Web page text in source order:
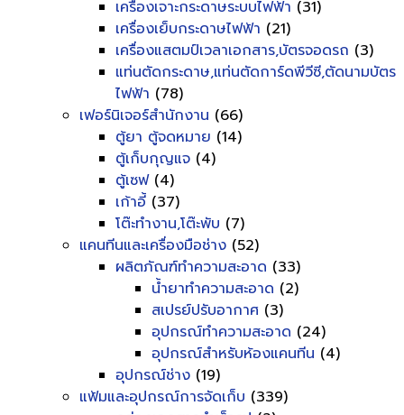
เครื่องเจาะกระดาษระบบไฟฟ้า (31)
เครื่องเย็บกระดาษไฟฟ้า (21)
เครื่องแสตมป์เวลาเอกสาร,บัตรจอดรถ (3)
แท่นตัดกระดาษ,แท่นตัดการ์ดพีวีซี,ตัดนามบัตร
ไฟฟ้า (78)
เฟอร์นิเจอร์สำนักงาน (66)
ตู้ยา ตู้จดหมาย (14)
ตู้เก็บกุญแจ (4)
ตู้เซฟ(4)
เก้าอี้ (37)
โต๊ะทำงาน,โต๊ะพับ (7)
แคนทีนและเครื่องมือช่าง (52)
ผลิตภัณฑ์ทำความสะอาด (33)
น้ำยาทำความสะอาด (2)
สเปรย์ปรับอากาศ (3)
อุปกรณ์ทำความสะอาด (24)
อุปกรณ์สำหรับห้องแคนทีน (4)
อุปกรณ์ช่าง (19)
แฟ้มและอุปกรณ์การจัดเก็บ (339)